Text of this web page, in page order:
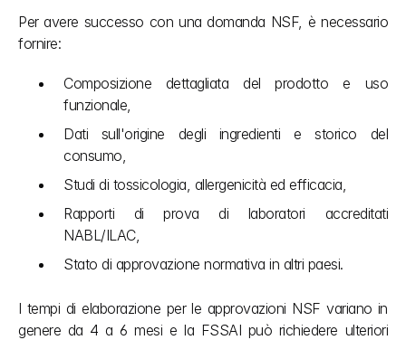
Per avere successo con una domanda NSF, è necessario
fornire:
Composizione dettagliata del prodotto e uso
funzionale,
Dati sull'origine degli ingredienti e storico del
consumo,
Studi di tossicologia, allergenicità ed efficacia,
Rapporti di prova di laboratori accreditati
NABL/ILAC,
Stato di approvazione normativa in altri paesi.
I tempi di elaborazione per le approvazioni NSF variano in
genere da 4 a 6 mesi e la FSSAI può richiedere ulteriori